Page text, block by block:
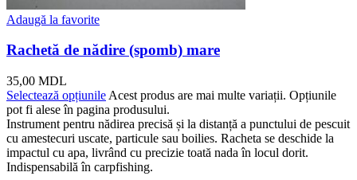
Adaugă la favorite
Rachetă de nădire (spomb) mare
35,00 MDL
Selectează opțiunile Acest produs are mai multe variații. Opțiunile
pot fi alese în pagina produsului.
Instrument pentru nădirea precisă și la distanță a punctului de pescuit
cu amestecuri uscate, particule sau boilies. Racheta se deschide la
impactul cu apa, livrând cu precizie toată nada în locul dorit.
Indispensabilă în carpfishing.